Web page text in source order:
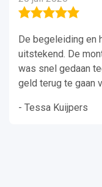
De begeleiding en
uitstekend. De
was snel gedaan
geld terug te gaan
- Tessa Kuijpers